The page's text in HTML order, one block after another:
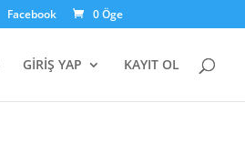
Facebook 0 Öge
GİRİŞ YAP KAYIT OL